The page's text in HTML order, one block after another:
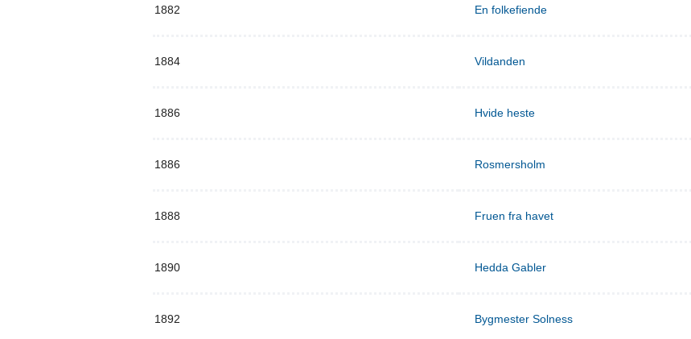
1882 En folkefiende
1884 Vildanden
1886 Hvide heste
1886 Rosmersholm
1888 Fruen fra havet
1890 Hedda Gabler
1892 Bygmester Solness